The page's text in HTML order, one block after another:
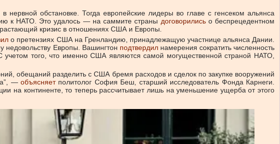
обстановке. Тогда европейские лидеры во главе с генсеком альянса
к НАТО. Это удалось — на саммите страны договорилисьо беспрецедентном
кризис в отношениях США и Европы.
о претензиях США на Гренландию, принадлежащую участнице альянса Дании.
недовольству Европы. Вашингтон подтвердилнамерения сократить численность
учетом того, что именно США являются самой могущественной страной НАТО,
обещаний разделить с США бремя расходов и сделок по закупке вооружений
— объясняетполитолог София Беш, старший исследователь Фонда Карнеги.
на континенте, то теперь рассчитывает лишь на уменьшение ущерба от этого